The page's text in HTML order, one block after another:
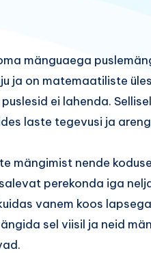
mänguaega
ja on matemaatiliste
ei lahenda.
laste tegevusi ja
mängimist nende
perekonda iga
vanem koos
sel viisil ja neid